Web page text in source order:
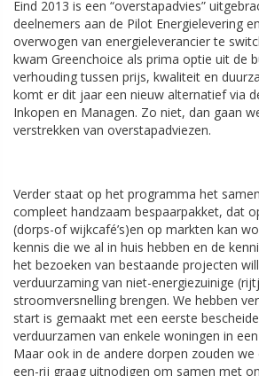
Eind 2013 is een “overstapadvies”
deelnemers aan de Pilot Energielevering
overwogen van energieleverancier te
kwam Greenchoice als prima optie uit de
verhouding tussen prijs, kwaliteit en
komt er dit jaar een nieuw alternatief via
Inkopen en Managen. Zo niet, dan gaan
verstrekken van overstapadviezen.
Verder staat op het programma het
compleet handzaam bespaarpakket, dat
(dorps-of wijkcafé’s)en op markten kan
kennis die we al in huis hebben en de
het bezoeken van bestaande projecten
verduurzaming van niet-energiezuinige
stroomversnelling brengen. We hebben
start is gemaakt met een eerste
verduurzamen van enkele woningen in
Maar ook in de andere dorpen zouden we
een-rij graag uitnodigen om samen met